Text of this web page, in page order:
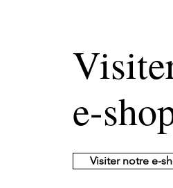
e-
Visiter notre e-